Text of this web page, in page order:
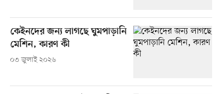
কেইনদের জন্য লাগছে ঘুমপাড়ানি
মেশিন, কারণ কী
০৩ জুলাই ২০২৬